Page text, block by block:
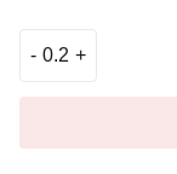
Модал шир.160